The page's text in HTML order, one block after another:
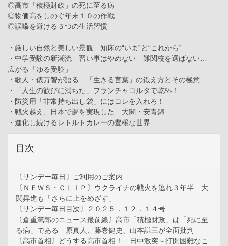
◎高市「積極財政」の死に至る病
◎物価高をしのぐ年末１０の作戦
◎誤嚥を避ける５つの生活習慣
・厳しい自然と美しい景観 知床の“いま”と“これから”
・中学受験の新潮流 習い事はやめない 難関校を選ばない…
広がる「ゆる受験」
・歌人・俵万智が語る 「生きる言葉」の鍛え方とその極意
・「人生の歓びに満ちた」フランチャコルタで乾杯！
・防災用「非常持ち出し袋」にはコレを入れろ！
・戦火越え、日本で夢を実現した 大関・安青錦
・進化し続けるレトルトカレーの豊穣な世界
目次
〔サンデー毎日〕ご利用のご案内
〔ＮＥＷＳ・ＣＬＩＰ〕ウクライナの戦火を逃れ３年半 大
関昇進も「さらに上をめざす」
〔サンデー毎日目次〕２０２５．１２．１４号
〔倉重篤郎のニュース最前線〕高市「積極財政」は「死に至
る病」である 原真人、藤巻健史、山本謙三が全面批判
〔高市首相〕どうする高市首相！ 日中激突～打開困難なこ